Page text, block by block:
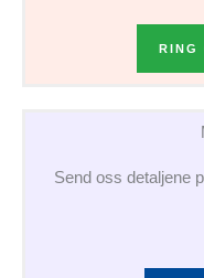
RING
Send oss detaljene